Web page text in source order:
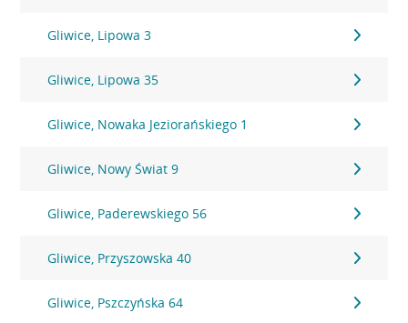
Gliwice, Lipowa 3
Gliwice, Lipowa 35
Gliwice, Nowaka Jeziorańskiego 1
Gliwice, Nowy Świat 9
Gliwice, Paderewskiego 56
Gliwice, Przyszowska 40
Gliwice, Pszczyńska 64